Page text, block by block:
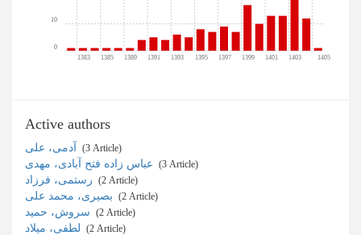
1383 1385 1389 1391 1393 1395 1397 1399 1401 1403 1405
0
10
Active authors
‎ (3 Article)
‎ (3 Article)
‎ (2 Article)
‎ (2 Article)
‎ (2 Article)
‎ (2 Article)